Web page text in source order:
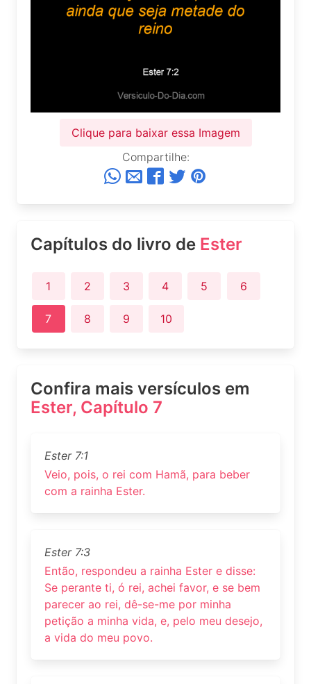
Clique para baixar essa Imagem
Compartilhe:
Capítulos do livro de Ester
1 2 3 4 5 6
7 8 9 10
Confira mais versículos em
Ester, Capítulo 7
Ester 7:1
Veio, pois, o rei com Hamã, para beber
com a rainha Ester.
Ester 7:3
Então, respondeu a rainha Ester e disse:
Se perante ti, ó rei, achei favor, e se bem
parecer ao rei, dê-se-me por minha
petição a minha vida, e, pelo meu desejo,
a vida do meu povo.